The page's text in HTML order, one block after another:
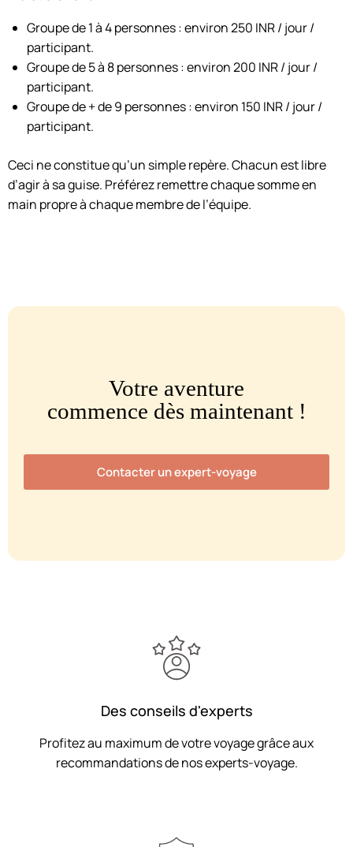
Groupe de 1 à 4 personnes : environ 250 INR / jour /
participant.
Groupe de 5 à 8 personnes : environ 200 INR / jour /
participant.
Groupe de + de 9 personnes : environ 150 INR / jour /
participant.
Ceci ne constitue qu’un simple repère. Chacun est libre
d’agir à sa guise. Préférez remettre chaque somme en
main propre à chaque membre de l’équipe.
Votre aventure
commence dès maintenant !
Contacter un expert-voyage
Des conseils d'experts
Profitez au maximum de votre voyage grâce aux
recommandations de nos experts-voyage.